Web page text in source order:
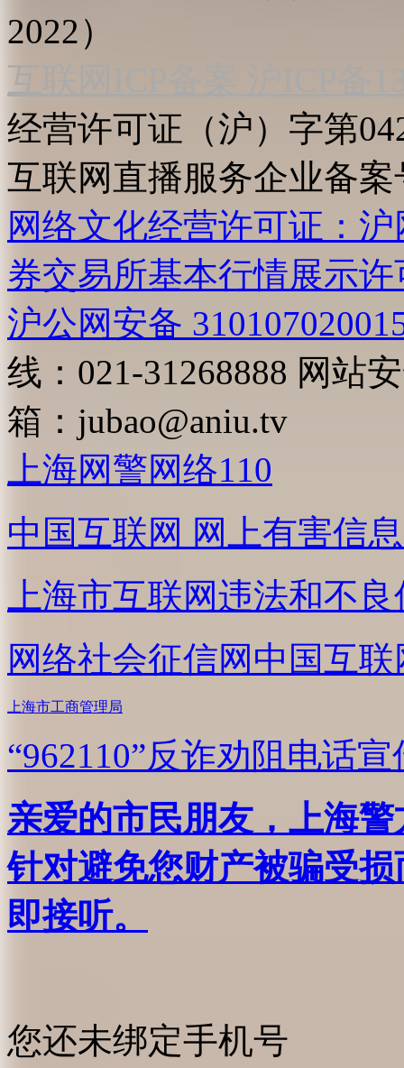
2022）
互联网ICP备案 沪ICP备
经营许可证（沪）字第
互联网直播服务企业备案
网络文化经营许可证：
券交易所基本行情展示许
沪公网安备
线：021-31268888 网站
箱： jubao@aniu.tv
上海网警网络110
中国互联网 网上有害信
上海市互联网违法和不
网络社会征信网 中国互
上海市工商管理局
“962110”反诈劝阻电话宣
亲爱的市民朋友，上海
针对避免您财产被骗受
即接听。
您还未绑定手机号